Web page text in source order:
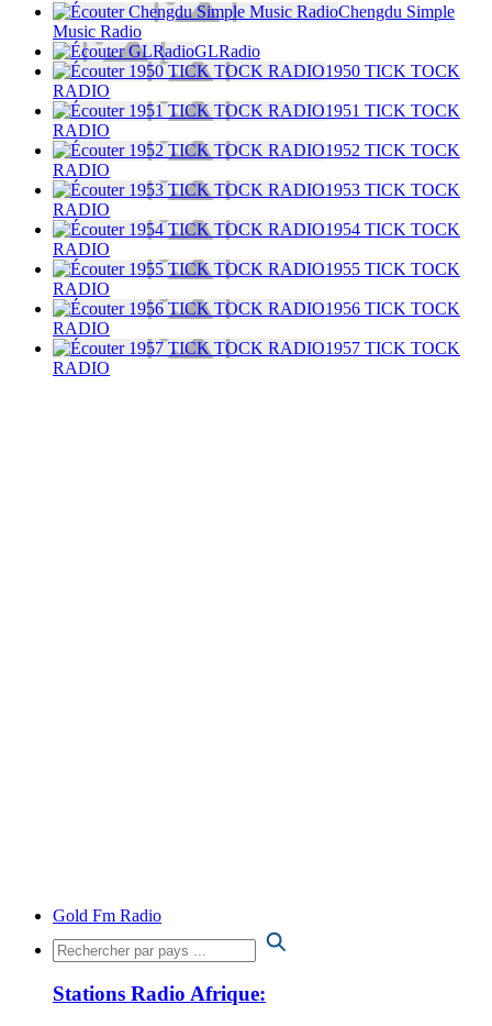
Chengdu Simple
Music Radio
GLRadio
1950 TICK TOCK
RADIO
1951 TICK TOCK
RADIO
1952 TICK TOCK
RADIO
1953 TICK TOCK
RADIO
1954 TICK TOCK
RADIO
1955 TICK TOCK
RADIO
1956 TICK TOCK
RADIO
1957 TICK TOCK
RADIO
Gold Fm Radio
Stations Radio Afrique: